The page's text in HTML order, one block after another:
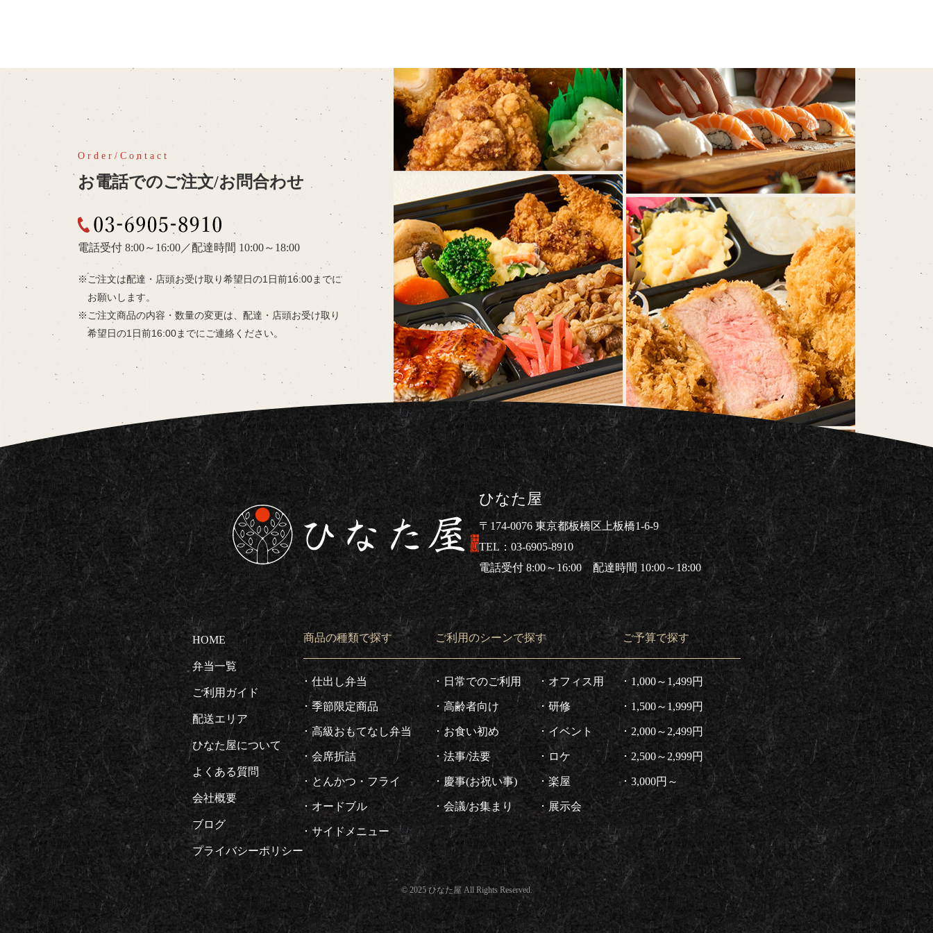
お電話でのご注文/お問合わせ
03-6905-8910
電話受付 8:00～16:00 ／配達時間 10:00～18:00
ご注文は配達・店頭お受け取り希望日の1日前16:00までに
お願いします。
ご注文商品の内容・数量の変更は、 配達・店頭お受け取り
希望日の1日前16:00までにご連絡ください。
東京都板橋区で仕出し弁当ならひなた屋
ひなた屋
〒174-0076 東京都板橋区上板橋1-6-9
03-6905-8910
電話受付 8:00～16:00 配達時間 10:00～18:00
HOME
弁当一覧
ご利用ガイド
配送エリア
ひなた屋について
よくある質問
会社概要
ブログ
プライバシーポリシー
商品の種類で探す
仕出し弁当
季節限定商品
高級おもてなし弁当
会席折詰
とんかつ・フライ
オードブル
サイドメニュー
ご利用のシーンで探す
日常でのご利用
高齢者向け
お食い初め
法事/法要
慶事(お祝い事)
会議/お集まり
オフィス用
研修
イベント
ロケ
楽屋
展示会
ご予算で探す
1,000～1,499円
1,500～1,999円
2,000～2,499円
2,500～2,999円
3,000円～
© 2025 ひなた屋 All Rights Reserved.